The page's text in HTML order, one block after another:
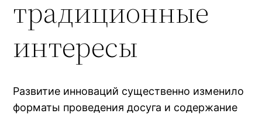
традиционные
интересы
Развитие инноваций существенно изменило
форматы проведения досуга и содержание